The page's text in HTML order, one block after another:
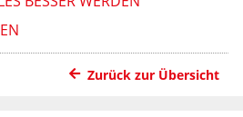
Zurück zur Übersicht